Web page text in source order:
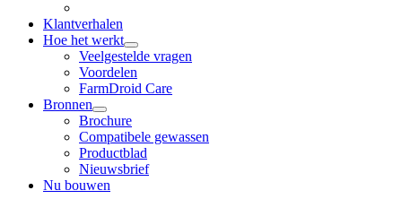
Klantverhalen
Hoe het werkt
Veelgestelde vragen
Voordelen
FarmDroid Care
Bronnen
Brochure
Compatibele gewassen
Productblad
Nieuwsbrief
Nu bouwen